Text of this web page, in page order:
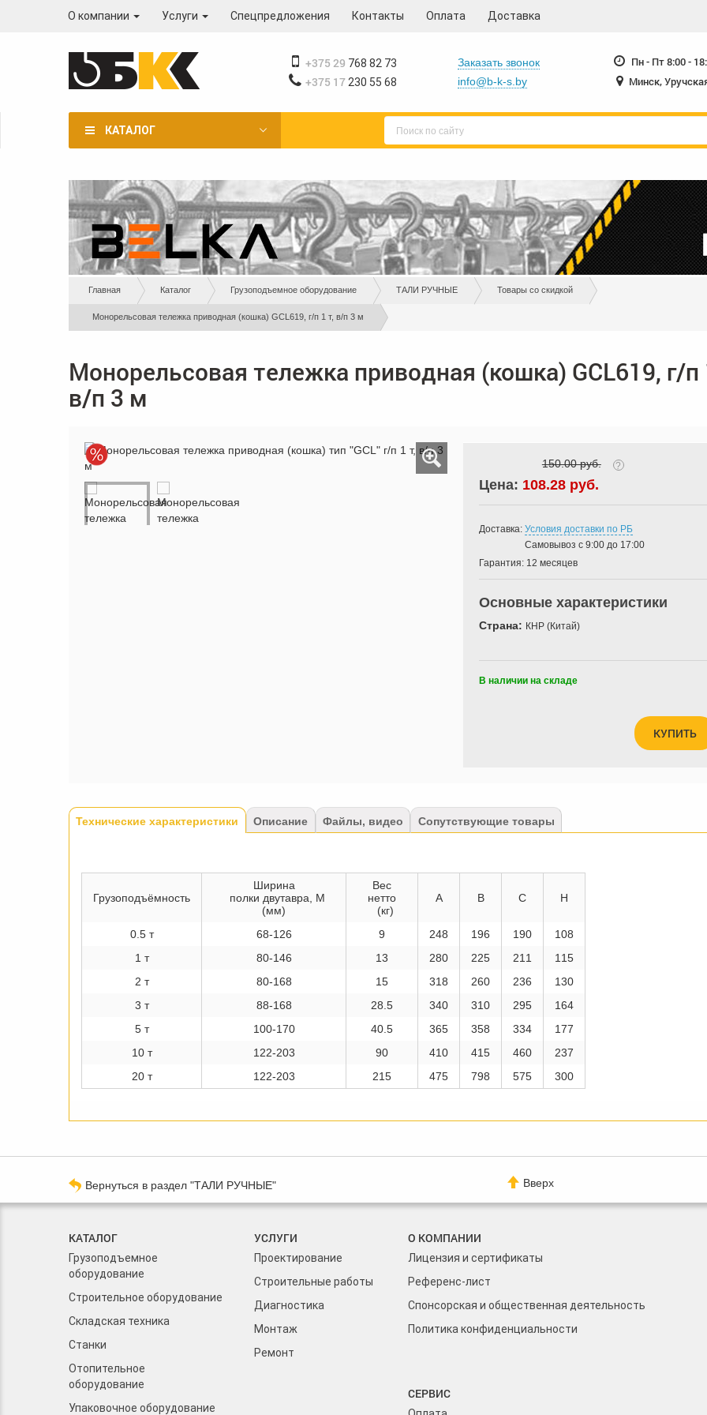
О компании Услуги Спецпредложения Контакты Оплата Доставка
+375 29 768 82 73
+375 17 230 55 68
Заказать звонок
info@b-k-s.by
Пн - Пт 8:00 -
Минск,
КАТАЛОГ
Вы
здесь
Главная Каталог Грузоподъемное оборудование ТАЛИ РУЧНЫЕ Товары со скидкой
Монорельсовая тележка приводная (кошка) GCL619, г/п 1 т, в/п 3 м
Монорельсовая тележка приводная (кошка) GCL619, г/п
в/п 3 м
150.00 руб. ?
Цена: 108.28 руб.
Доставка: Условия доставки по РБ
Самовывоз с 9:00 до 17:00
Гарантия: 12 месяцев
Основные характеристики
Страна: КНР (Китай)
КУПИТЬ
В наличии на складе
Tabs
Технические характеристики (активная
вкладка)
Описание Файлы, видео Сопутствующие товары
Грузоподъёмность
Ширина
полки двутавра, М
(мм)
Вес
нетто
(кг)
A B C H
0.5 т 68-126 9 248 196 190
108
1 т
80-146 13 280 225 211
115
2 т
80-168 15 318 260 236
130
3 т
88-168 28.5 340 310 295
164
5 т
100-170 40.5 365 358 334
177
10 т
122-203 90 410 415 460
237
20 т
122-203 215 475 798 575 300
Вернуться в раздел "ТАЛИ РУЧНЫЕ" Вверх
КАТАЛОГ
Грузоподъемное
оборудование
Строительное оборудование
Складская техника
Станки
Отопительное
оборудование
Упаковочное оборудование
УСЛУГИ
Проектирование
Строительные работы
Диагностика
Монтаж
Ремонт
О КОМПАНИИ
Лицензия и сертификаты
Референс-лист
Спонсорская и общественная деятельность
Политика конфиденциальности
СЕРВИС